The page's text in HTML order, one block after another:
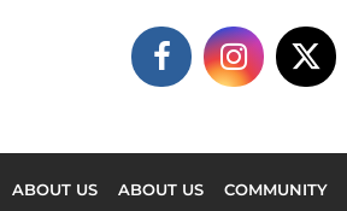
ABOUT US ABOUT US COMMUNITY